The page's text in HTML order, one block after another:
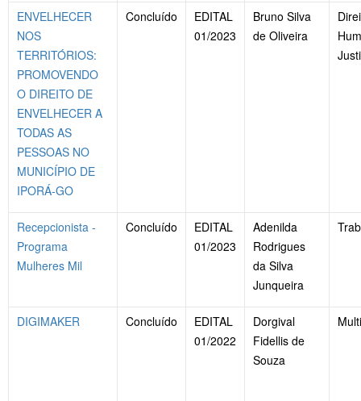
ENVELHECER
NOS
TERRITÓRIOS:
PROMOVENDO
O DIREITO DE
ENVELHECER A
TODAS AS
PESSOAS NO
MUNICÍPIO DE
IPORÁ-GO
Concluído
EDITAL
01/2023
Bruno Silva
de Oliveira
Recepcionista -
Programa
Mulheres Mil
Concluído
EDITAL
01/2023
Adenilda
Rodrigues
da Silva
Junqueira
DIGIMAKER Concluído
EDITAL
01/2022
Dorgival
Fidellis de
Souza